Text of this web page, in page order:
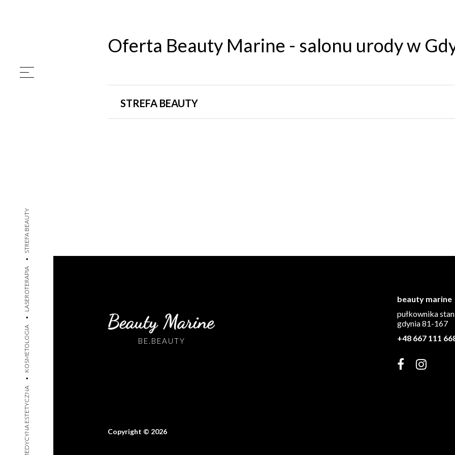
MEDYCYNA ESTETYCZNA
•
KOSMETOLOGIA
•
LASEROTERAPIA
•
STREFA BEAUTY
Oferta Beauty Marine - salonu urody w
STREFA BEAUTY
BE.BEAUTY
beauty marine
pułkownika
gdynia 81-167
+48 667 111
Copyright © 2026